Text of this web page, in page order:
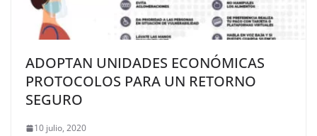
ADOPTAN UNIDADES ECONÓMICAS
PROTOCOLOS PARA UN RETORNO
SEGURO
10 julio, 2020